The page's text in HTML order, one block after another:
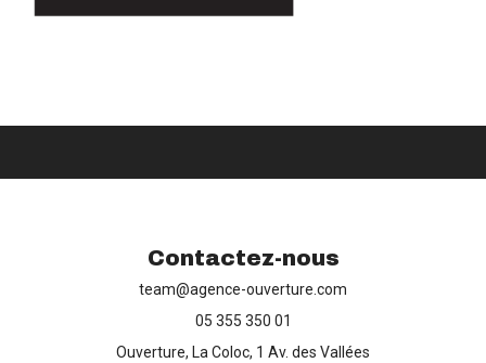
Captation d’événements
Formation
Contactez-nous
team@agence-ouverture.com
05 355 350 01
Ouverture, La Coloc, 1 Av. des Vallées